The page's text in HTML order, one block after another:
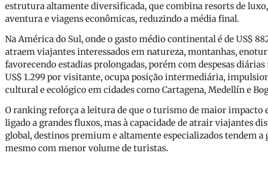
estrutura altamente diversificada, que combina resorts de
aventura e viagens econômicas, reduzindo a média final.
Na América do Sul, onde o gasto médio continental é de US$
atraem viajantes interessados em natureza, montanhas,
favorecendo estadias prolongadas, porém com despesas
US$ 1.299 por visitante, ocupa posição intermediária,
cultural e ecológico em cidades como Cartagena, Medellín e
O ranking reforça a leitura de que o turismo de maior impacto
ligado a grandes fluxos, mas à capacidade de atrair viajantes
global, destinos premium e altamente especializados tendem
mesmo com menor volume de turistas.